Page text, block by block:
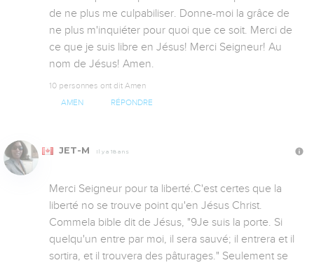
de ne plus me culpabiliser. Donne-moi la grâce de
ne plus m'inquiéter pour quoi que ce soit. Merci de
ce que je suis libre en Jésus! Merci Seigneur! Au
nom de Jésus! Amen.
10 personnes ont dit Amen
AMEN RÉPONDRE
JET-M Il y a 18 ans
Merci Seigneur pour ta liberté.C'est certes que la
liberté no se trouve point qu'en Jésus Christ.
Commela bible dit de Jésus, "9Je suis la porte. Si
quelqu'un entre par moi, il sera sauvé; il entrera et il
sortira, et il trouvera des pâturages." Seulement se